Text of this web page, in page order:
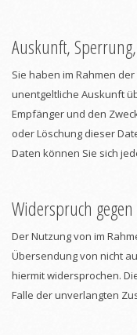
Auskunft,
Sie haben im Rahmen
unentgeltliche Auskunft
Empfänger und den
oder Löschung dieser
Daten können Sie sich
Widerspruch
Der Nutzung von im
Übersendung von nicht
hiermit widersprochen.
Falle der unverlangten